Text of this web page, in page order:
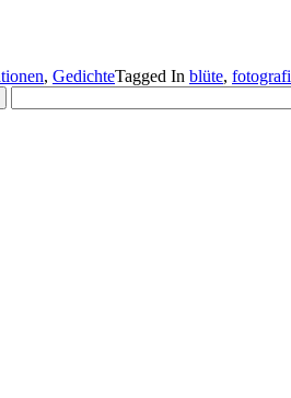
, GedichteTagged In blüte,